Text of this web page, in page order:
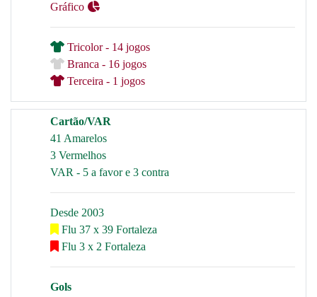
Gráfico
Tricolor - 14 jogos
Branca - 16 jogos
Terceira - 1 jogos
Cartão/VAR
41 Amarelos
3 Vermelhos
VAR - 5 a favor e 3 contra
Desde 2003
Flu 37 x 39 Fortaleza
Flu 3 x 2 Fortaleza
Gols